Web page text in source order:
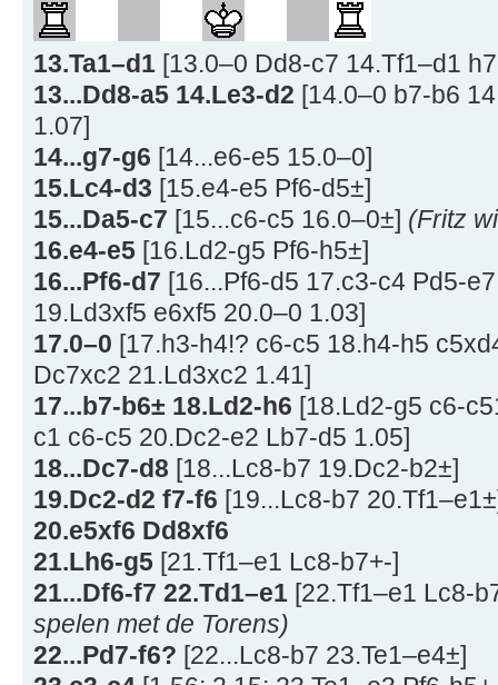
13.Ta1–d1 [13.0–0 Dd8-c7 14.Tf1–d1
13...Dd8-a5 14.Le3-d2 [14.0–0 b7-b6
1.07]
14...g7-g6 [14...e6-e5 15.0–0]
15.Lc4-d3 [15.e4-e5 Pf6-d5±]
15...Da5-c7 [15...c6-c5 16.0–0±] (Fritz
16.e4-e5 [16.Ld2-g5 Pf6-h5±]
16...Pf6-d7 [16...Pf6-d5 17.c3-c4 Pd5-
19.Ld3xf5 e6xf5 20.0–0 1.03]
17.0–0 [17.h3-h4!? c6-c5 18.h4-h5
Dc7xc2 21.Ld3xc2 1.41]
17...b7-b6± 18.Ld2-h6 [18.Ld2-g5 c6-
c1 c6-c5 20.Dc2-e2 Lb7-d5 1.05]
18...Dc7-d8 [18...Lc8-b7 19.Dc2-b2±]
19.Dc2-d2 f7-f6 [19...Lc8-b7
20.e5xf6 Dd8xf6
21.Lh6-g5 [21.Tf1–e1 Lc8-b7+-]
21...Df6-f7 22.Td1–e1 [22.Tf1–e1 Lc8-
spelen met de Torens)
22...Pd7-f6? [22...Lc8-b7 23.Te1–e4±]